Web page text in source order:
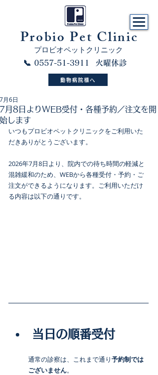
​Probio Pet Clinic
プロビオペットクリニック
📞 0557-51-3911 火曜休診
動物病院様へ
7月8日よりWEB受付・各種予約／注文を開
始します
7月6日
いつもプロビオペットクリニックをご利用いた
だきありがとうございます。
2026年7月8日より、院内での待ち時間の軽減と
混雑緩和のため、WEBから各種受付・予約・ご
注文ができるようになります。ご利用いただけ
る内容は以下の通りです。
当日の順番受付
通常の診察は、これまで通り予約制では
ございません。